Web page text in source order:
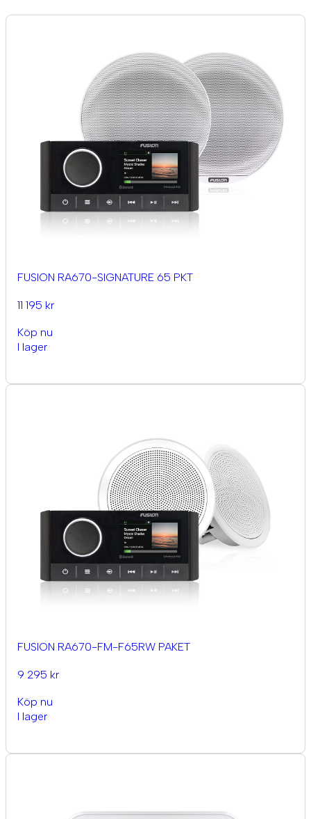
FUSION RA670-SIGNATURE 65 PKT
11 195 kr
Köp nu
I lager
FUSION RA670-FM-F65RW PAKET
9 295 kr
Köp nu
I lager